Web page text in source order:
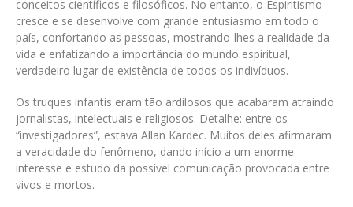
conceitos científicos e filosóficos. No entanto, o Espiritismo
cresce e se desenvolve com grande entusiasmo em todo o
país, confortando as pessoas, mostrando-lhes a realidade da
vida e enfatizando a importância do mundo espiritual,
verdadeiro lugar de existência de todos os indivíduos.
Os truques infantis eram tão ardilosos que acabaram atraindo
jornalistas, intelectuais e religiosos. Detalhe: entre os
“investigadores”, estava Allan Kardec. Muitos deles afirmaram
a veracidade do fenômeno, dando início a um enorme
interesse e estudo da possível comunicação provocada entre
vivos e mortos.